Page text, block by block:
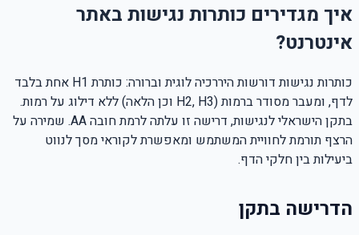
איך מגדירים כותרות נגישות באתר
אינטרנט?
כותרות נגישות דורשות היררכיה לוגית וברורה: כותרת H1 אחת בלבד
לדף, ומעבר מסודר ברמות (H2, H3 וכן הלאה) ללא דילוג על רמות.
בתקן הישראלי לנגישות, דרישה זו עלתה לרמת חובה AA. שמירה על
הרצף תורמת לחוויית המשתמש ומאפשרת לקוראי מסך לנווט
ביעילות בין חלקי הדף.
הדרישה בתקן